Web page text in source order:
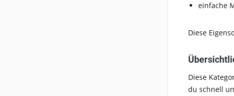
einfache
Diese
Diese
du schnell